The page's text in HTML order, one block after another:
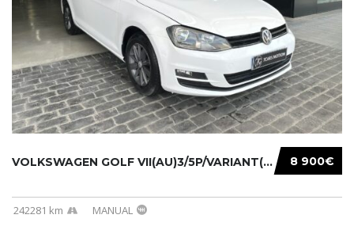
8 900€
VOLKSWAGEN GOLF VII(AU)3/5P/VARIANT(12-16 20...
242281 km MANUAL